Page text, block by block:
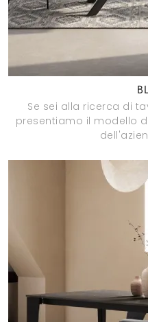
Se sei alla ricerca di
presentiamo il modello